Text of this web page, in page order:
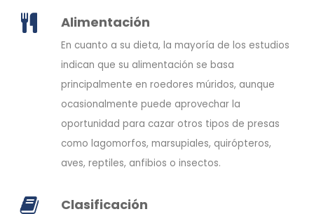
Alimentación
En cuanto a su dieta, la mayoría de los estudios
indican que su alimentación se basa
principalmente en roedores múridos, aunque
ocasionalmente puede aprovechar la
oportunidad para cazar otros tipos de presas
como lagomorfos, marsupiales, quirópteros,
aves, reptiles, anfibios o insectos.
Clasificación